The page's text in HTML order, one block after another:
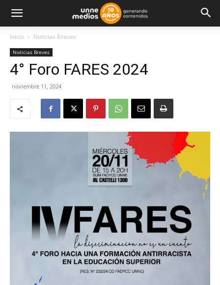
Inicio Noticias Breves
Noticias Breves
4° Foro FARES 2024
noviembre 11, 2024